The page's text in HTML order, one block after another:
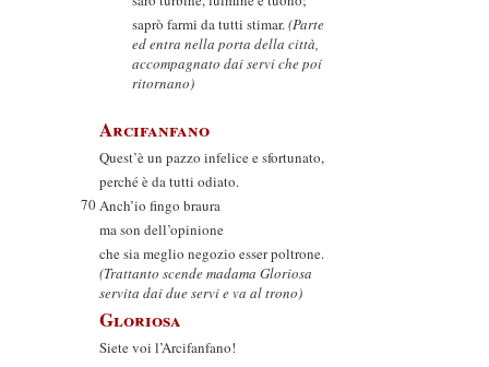
saprò farmi da tutti stimar.(Parte
ed entra nella porta della città,
accompagnato dai servi che poi
ritornano)
Arcifanfano
Quest’è un pazzo infelice e sfortunato,
perché è da tutti odiato.
70Anch’io fingo braura
ma son dell’opinione
che sia meglio negozio esser poltrone.
(Trattanto scende madama Gloriosa
servita dai due servi e va al trono)
Gloriosa
Siete voi l’Arcifanfano!